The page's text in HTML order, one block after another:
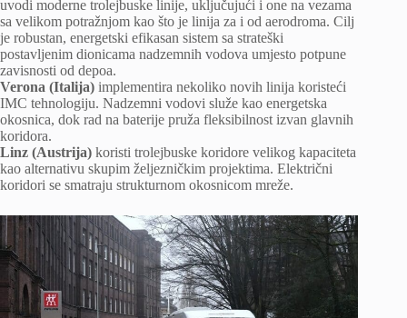
uvodi moderne trolejbuske linije, uključujući i one na vezama
sa velikom potražnjom kao što je linija za i od aerodroma. Cilj
je robustan, energetski efikasan sistem sa strateški
postavljenim dionicama nadzemnih vodova umjesto potpune
zavisnosti od depoa.
Verona (Italija) implementira nekoliko novih linija koristeći
IMC tehnologiju. Nadzemni vodovi služe kao energetska
okosnica, dok rad na baterije pruža fleksibilnost izvan glavnih
koridora.
Linz (Austrija) koristi trolejbuske koridore velikog kapaciteta
kao alternativu skupim željezničkim projektima. Električni
koridori se smatraju strukturnom okosnicom mreže.